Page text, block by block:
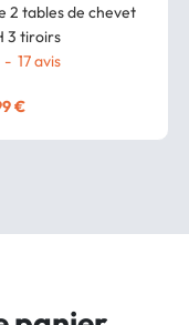
2 tables de chevet
3 tiroirs
- 17avis
€